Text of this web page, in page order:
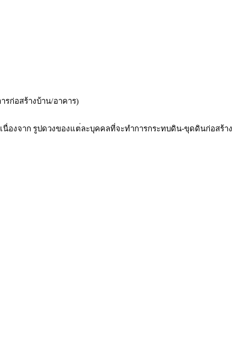
รก่อสร้างบ้าน/อาคาร)
องจาก รูปดวงของแต่ละบุคคลที่จะทำการกระทบดิน-ขุดดินก่อสร้